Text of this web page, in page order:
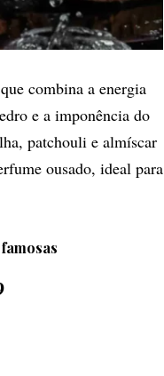
que combina a energia
e a imponência do
patchouli e almíscar
ousado, ideal para